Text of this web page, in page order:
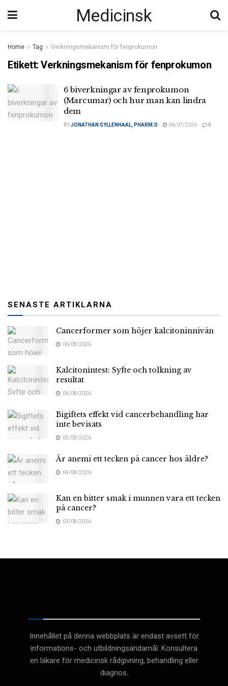
Medicinsk
Home Tag Verkningsmekanism för fenprokumon
Etikett:Verkningsmekanism för fenprokumon
6 biverkningar av fenprokumon
(Marcumar) och hur man kan lindra
dem
BYJONATHAN GYLLENHAAL, PHARM.D 06/07/2026 0
SENASTE ARTIKLARNA
Cancerformer som höjer kalcitoninnivån
06/08/2026
Kalcitonintest: Syfte och tolkning av
resultat
06/08/2026
Bigiftets effekt vid cancerbehandling har
inte bevisats
05/08/2026
Är anemi ett tecken på cancer hos äldre?
04/08/2026
Kan en bitter smak i munnen vara ett tecken
på cancer?
03/08/2026
Innehållet på denna webbplats är endast avsett för
informations- och utbildningsändamål. Konsultera
en läkare för medicinsk rådgivning, behandling eller
diagnos.